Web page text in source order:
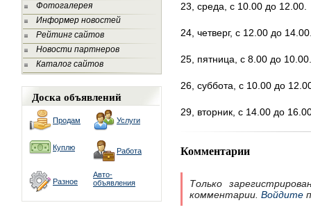
Фотогалерея
Информер новостей
Рейтинг сайтов
Новости партнеров
Каталог сайтов
Доска объявлений
Продам Услуги
Куплю Работа
Разное
Авто-
объявления
23, среда, с 10.00 до 12.00.
24, четверг, с 12.00 до
25, пятница, с 8.00 до 10.00.
26, суббота, с 10.00 до
29, вторник, с 14.00 до
Комментарии
Только
комментарии. Войдите